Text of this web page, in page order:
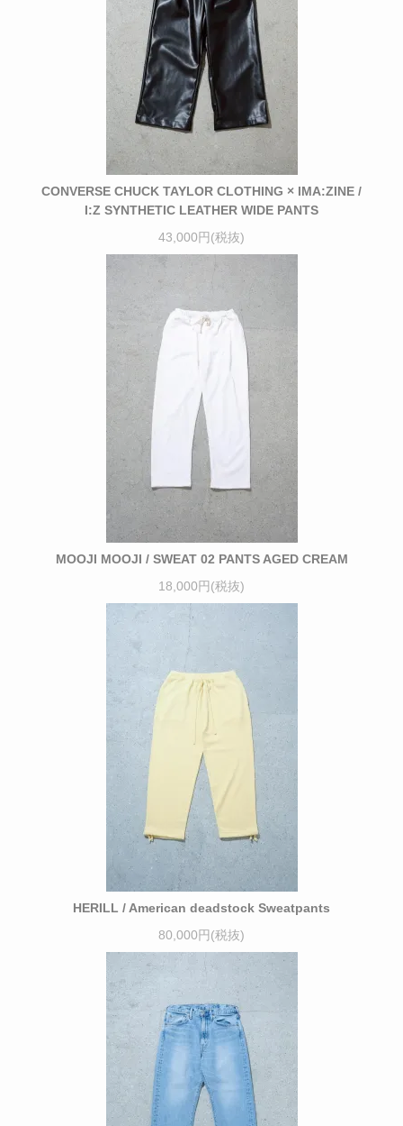
CONVERSE CHUCK TAYLOR CLOTHING × IMA:ZINE /
I:Z SYNTHETIC LEATHER WIDE PANTS
43,000円(税抜)
MOOJI MOOJI / SWEAT 02 PANTS AGED CREAM
18,000円(税抜)
HERILL / American deadstock Sweatpants
80,000円(税抜)